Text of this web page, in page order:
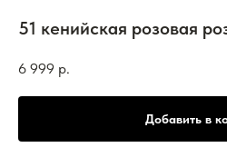
51 кенийская розовая
6 999 р.
Добавить в